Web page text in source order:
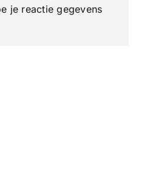
je reactie gegevens